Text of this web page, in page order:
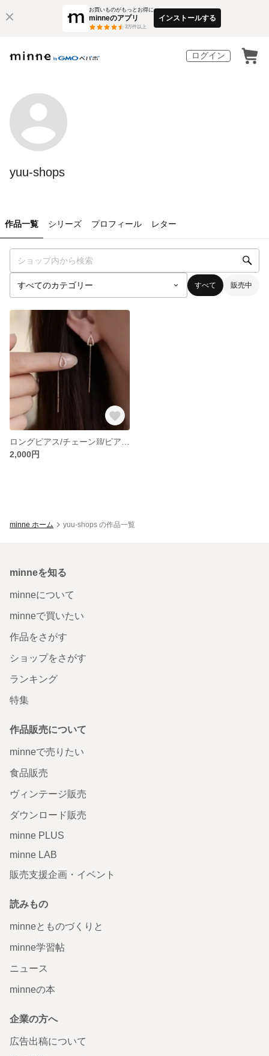
お買いものがもっとお得に
minneのアプリ
3万件以上
インストールする
ログイン
yuu-shops
作品一覧 シリーズ プロフィール レター
すべて 販売中
2,000円
minne ホーム yuu-shops の作品一覧
minneを知る
minneについて
minneで買いたい
作品をさがす
ショップをさがす
ランキング
特集
作品販売について
minneで売りたい
食品販売
ヴィンテージ販売
ダウンロード販売
minne PLUS
minne LAB
販売支援企画・イベント
読みもの
minneとものづくりと
minne学習帖
ニュース
minneの本
企業の方へ
広告出稿について